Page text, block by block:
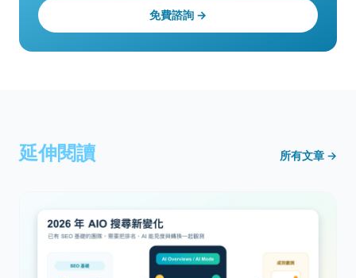
免費諮詢 →
延伸閱讀 所有文章 →